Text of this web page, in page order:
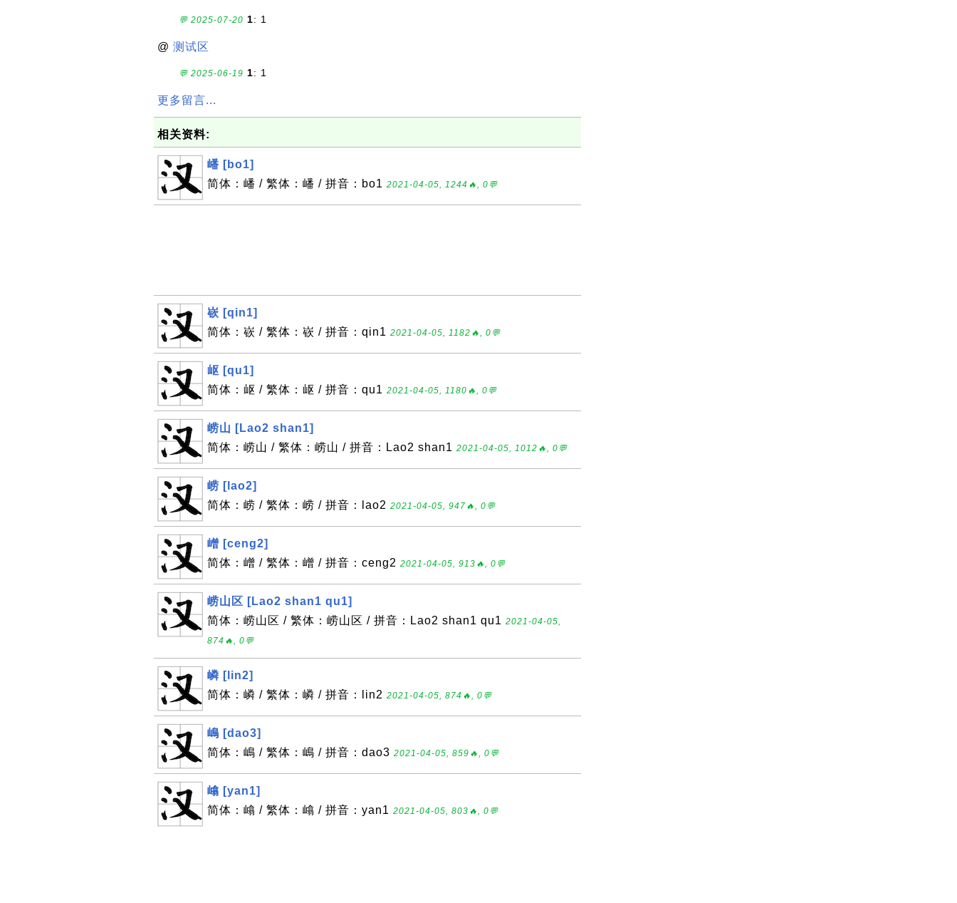
💬 2025-07-20 1: 1
@ 测试区
💬 2025-06-19 1: 1
更多留言...
相关资料:
嶓 [bo1]
简体：嶓 / 繁体：嶓 / 拼音：bo1 2021-04-05, 1244🔥, 0💬
嵚 [qin1]
简体：嵚 / 繁体：嵚 / 拼音：qin1 2021-04-05, 1182🔥, 0💬
岖 [qu1]
简体：岖 / 繁体：岖 / 拼音：qu1 2021-04-05, 1180🔥, 0💬
崂山 [Lao2 shan1]
简体：崂山 / 繁体：崂山 / 拼音：Lao2 shan1 2021-04-05, 1012🔥, 0💬
崂 [lao2]
简体：崂 / 繁体：崂 / 拼音：lao2 2021-04-05, 947🔥, 0💬
嶒 [ceng2]
简体：嶒 / 繁体：嶒 / 拼音：ceng2 2021-04-05, 913🔥, 0💬
崂山区 [Lao2 shan1 qu1]
简体：崂山区 / 繁体：崂山区 / 拼音：Lao2 shan1 qu1 2021-04-05,
874🔥, 0💬
嶙 [lin2]
简体：嶙 / 繁体：嶙 / 拼音：lin2 2021-04-05, 874🔥, 0💬
嶋 [dao3]
简体：嶋 / 繁体：嶋 / 拼音：dao3 2021-04-05, 859🔥, 0💬
嶖 [yan1]
简体：嶖 / 繁体：嶖 / 拼音：yan1 2021-04-05, 803🔥, 0💬